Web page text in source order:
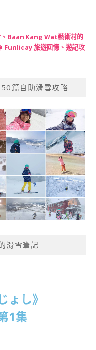
、Baan Kang Wat藝術村的
Funliday 旅遊回憶、遊記攻
50篇自助滑雪攻略
滑雪筆記